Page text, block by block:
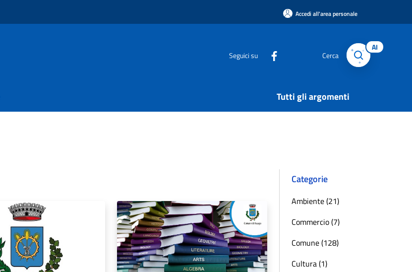
Accedi all'area personale
Seguici su Cerca
AI
Tutti gli argomenti
Categorie
Ambiente (21)
Commercio (7)
Comune (128)
Cultura (1)